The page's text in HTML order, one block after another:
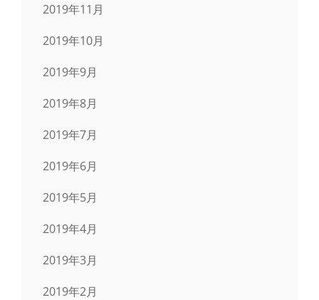
2019年11月
2019年10月
2019年9月
2019年8月
2019年7月
2019年6月
2019年5月
2019年4月
2019年3月
2019年2月